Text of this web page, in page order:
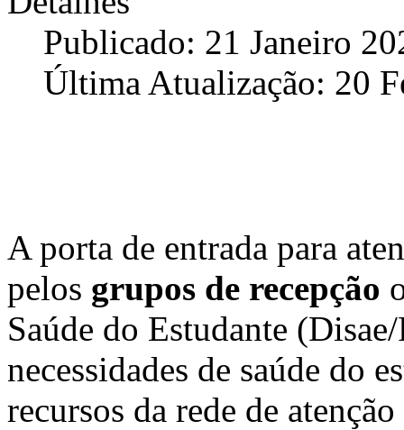
Publicado: 21 Janeiro
Última Atualização: 20
A porta de entrada para
pelos grupos de recepção
Saúde do Estudante
necessidades de saúde do
recursos da rede de